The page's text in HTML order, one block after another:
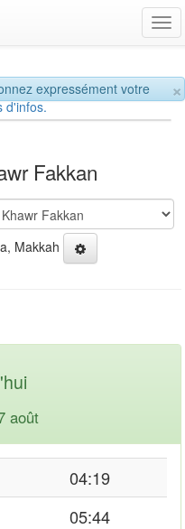
×
expressément votre
d'infos.
Fakkan
Makkah
août
04:19
05:44